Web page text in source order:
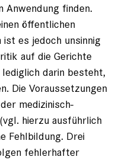
Anwendung finden.
öffentlichen
es jedoch unsinnig
auf die Gerichte
darin besteht,
Die Voraussetzungen
medizinisch-
hierzu ausführlich
Fehlbildung. Drei
fehlerhafter